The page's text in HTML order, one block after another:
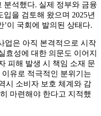
분석했다. 실제 정부와 금융
을 검토해 왔으며 2025년
’이 국회에 발의된 상태다.
업은 아직 본격적으로 시작
효성에 대한 의문도 이어지
피해 발생 시 책임 소재 문
유로 적극적인 분위기는
시 소비자 보호 체계와 감
마련해야 한다고 지적했